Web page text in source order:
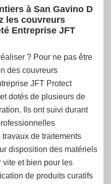
à San Gavino D
les couvreurs
Entreprise JFT
? Pour ne pas être
des couvreurs
JFT Protect
dotés de plusieurs de
Ils ont suivi durant
de traitements
disposition des matériels
vite et bien pour les
de produits curatifs